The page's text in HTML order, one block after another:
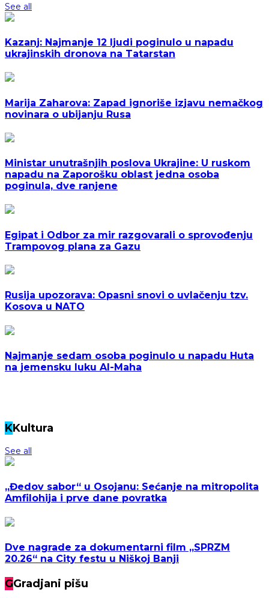
See all
Kazanj: Najmanje 12 ljudi poginulo u napadu
ukrajinskih dronova na Tatarstan
Marija Zaharova: Zapad ignoriše izjavu nemačkog
novinara o ubijanju Rusa
Ministar unutrašnjih poslova Ukrajine: U ruskom
napadu na Zaporošku oblast jedna osoba
poginula, dve ranjene
Egipat i Odbor za mir razgovarali o sprovođenju
Trampovog plana za Gazu
Rusija upozorava: Opasni snovi o uvlačenju tzv.
Kosova u NATO
Najmanje sedam osoba poginulo u napadu Huta
na jemensku luku Al-Maha
KKultura
See all
„Đedov sabor“ u Osojanu: Sećanje na mitropolita
Amfilohija i prve dane povratka
Dve nagrade za dokumentarni film „SPRZM
20.26“ na City festu u Niškoj Banji
GGradjani pišu